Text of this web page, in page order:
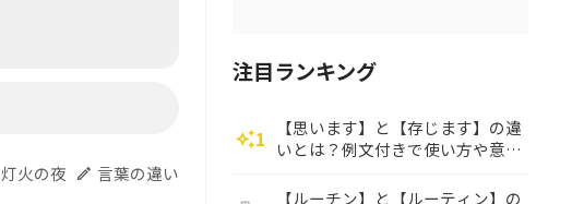
灯火の夜 edit 言葉の違い
注目ランキング
auto_awesome1
【思います】と【存じます】の違
いとは？例文付きで使い方や意味
【ルーチン】と【ルーティン】の